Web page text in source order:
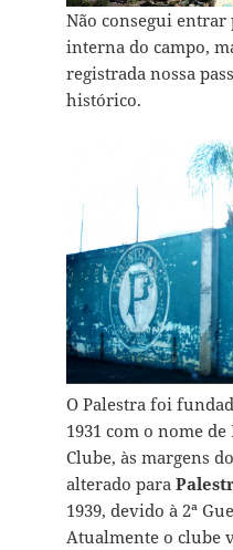
Não consegui
interna do campo,
registrada nossa
histórico.
O Palestra foi
1931 com o nome
Clube, às margens
alterado para
1939, devido à 2ª
Atualmente o clube